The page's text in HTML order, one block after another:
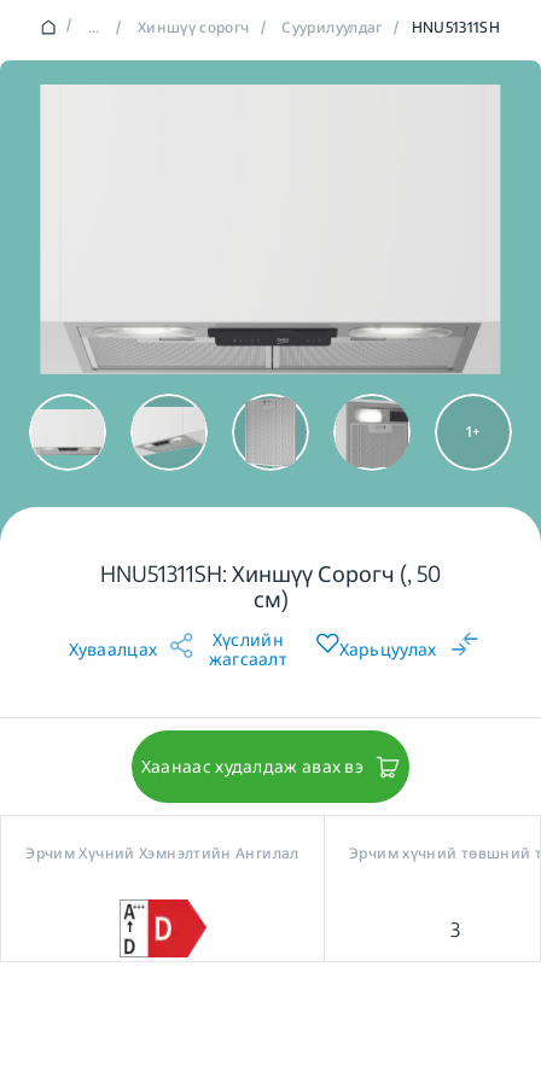
/ ... / Хиншүү сорогч / Суурилуулдаг / HNU51311SH
1
HNU51311SH: Хиншүү Сорогч (, 50
см)
Хуваалцах
Хүслийн
жагсаалт
Харьцуулах
Хаанаас худалдаж авах вэ
Эрчим Хүчний Хэмнэлтийн Ангилал Эрчим хүчний төвшний
3